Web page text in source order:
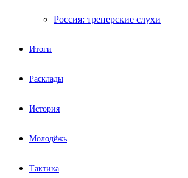
Россия: тренерские слухи
Итоги
Расклады
История
Молодёжь
Тактика